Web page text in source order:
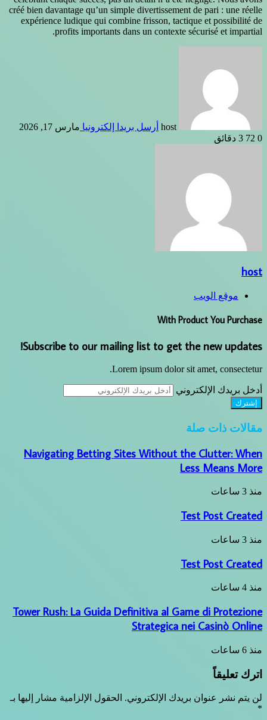
créé bien davantage qu’un simple
expérience ludique qui combine
profits importants dans
بريدا إلكترونيا مارس 17, 2026
Subscribe to our mailing
Lorem
Navigating Betting Sites
Tower Rush: La Guida
الحقول الإلزامية مشار إليها بـ